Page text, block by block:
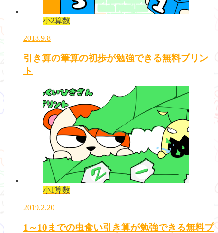
小2算数
2018.9.8
引き算の筆算の初歩が勉強できる無料プリン
ト
小1算数
2019.2.20
1～10までの虫食い引き算が勉強できる無料プ